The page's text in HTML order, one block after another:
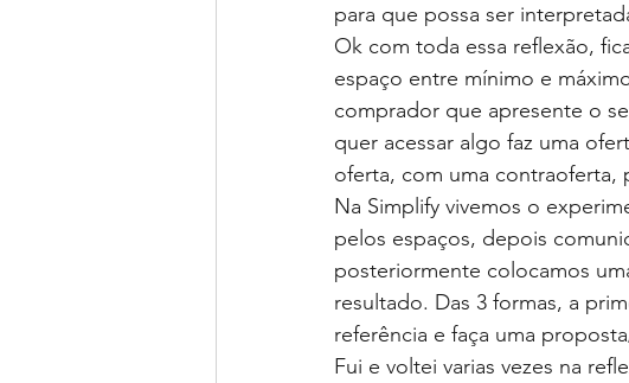
para que possa ser
Ok com toda essa reflexão,
espaço entre mínimo e
comprador que apresente o
quer acessar algo faz uma
oferta, com uma contraoferta,
Na Simplify vivemos o
pelos espaços, depois
posteriormente colocamos
resultado. Das 3 formas, a
referência e faça uma
Fui e voltei varias vezes na